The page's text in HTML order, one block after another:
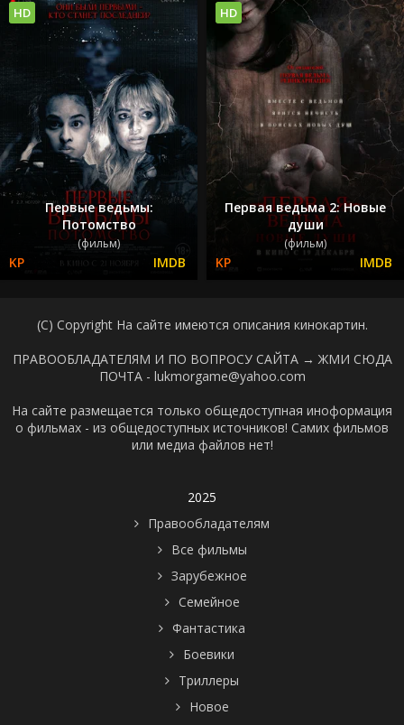
Первые ведьмы:
Потомство
(фильм)
HD
Первая ведьма 2: Новые
души
(фильм)
HD
(C) Copyright На сайте имеются описания кинокартин.
ПРАВООБЛАДАТЕЛЯМ И ПО ВОПРОСУ САЙТА → ЖМИ СЮДА
ПОЧТА - lukmorgame@yahoo.com
На сайте размещается только общедоступная иноформация
о фильмах - из общедоступных источников! Самих фильмов
или медиа файлов нет!
2025
Правообладателям
Все фильмы
Зарубежное
Семейное
Фантастика
Боевики
Триллеры
Новое